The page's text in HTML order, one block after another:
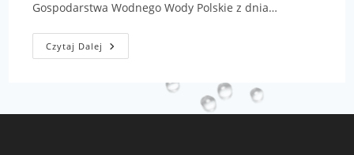
Gospodarstwa Wodnego Wody Polskie z dnia…
Czytaj Dalej